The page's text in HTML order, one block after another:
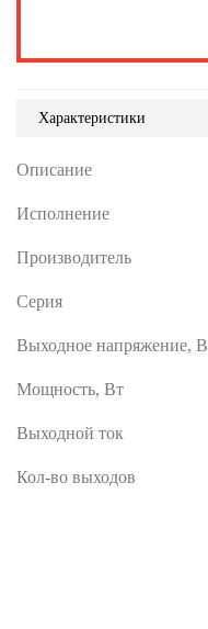
Характеристики
Описание
Исполнение
Производитель
Серия
Выходное напряжение, В
Мощность, Вт
Выходной ток
Кол-во выходов